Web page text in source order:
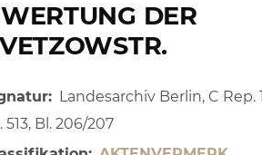
DER
Landesarchiv Berlin, C Rep.
513, Bl. 206/207